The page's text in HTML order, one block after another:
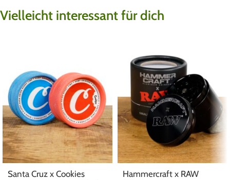
Vielleicht interessant für dich
Santa Cruz x Cookies
Hammercraft x RAW